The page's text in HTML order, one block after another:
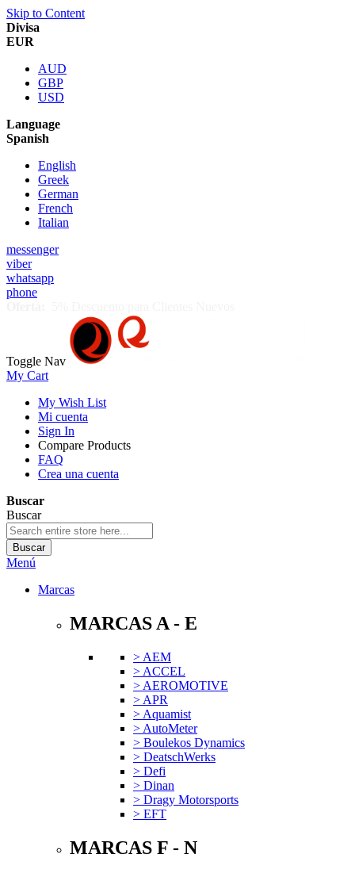
Skip to Content
Divisa
EUR
AUD
GBP
USD
Language
Spanish
English
Greek
German
French
Italian
messenger
viber
whatsapp
phone
Toggle Nav
My Cart
My Wish List
Mi cuenta
Sign In
Compare Products
FAQ
Crea una cuenta
Buscar
Buscar
Buscar
Menú
Marcas
MARCAS A - E
> AEM
> ACCEL
> AEROMOTIVE
> APR
> Aquamist
> AutoMeter
> Boulekos Dynamics
> DeatschWerks
> Defi
> Dinan
> Dragy Motorsports
> EFT
MARCAS F - N